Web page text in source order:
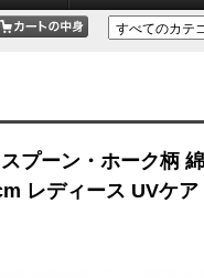
プーン・ホーク柄
レディース UVケ